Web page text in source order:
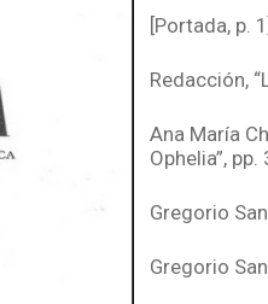
[Portada, p. 1]
Redacción,
Ana María
Ophelia”, pp.
Gregorio
Gregorio